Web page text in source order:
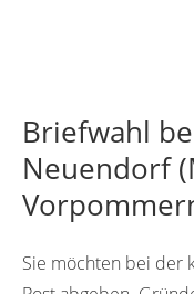
Briefwahl
Neuendorf
Sie möchten bei der